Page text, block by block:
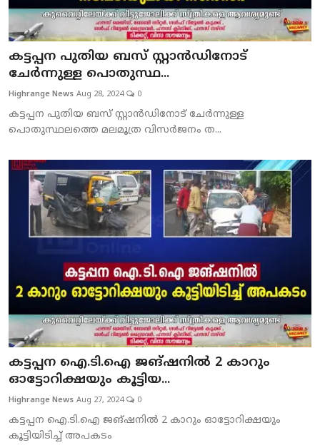
കട്ടപ്പന പുതിയ ബസ് സ്റ്റാന്‍ഡിനോട്
ചേര്‍ന്നുള്ള പൊതുസ്ഥ...
Highrange News Aug 28, 2024 0
കട്ടപ്പന പുതിയ ബസ് സ്റ്റാന്‍ഡിനോട് ചേര്‍ന്നുള്ള
പൊതുസ്ഥലത്തെ മലമൂത്ര വിസര്‍ജനം ത...
കട്ടപ്പന ഐ.ടി.ഐ ജങ്ഷനില്‍ 2 കാറും
ഓട്ടോറിക്ഷയും കൂട്ടിയ...
Highrange News Aug 27, 2024 0
കട്ടപ്പന ഐ.ടി.ഐ ജങ്ഷനില്‍ 2 കാറും ഓട്ടോറിക്ഷയും
കൂട്ടിയിടിച്ച് അപകടം